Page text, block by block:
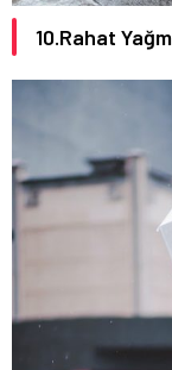
10.Rahat